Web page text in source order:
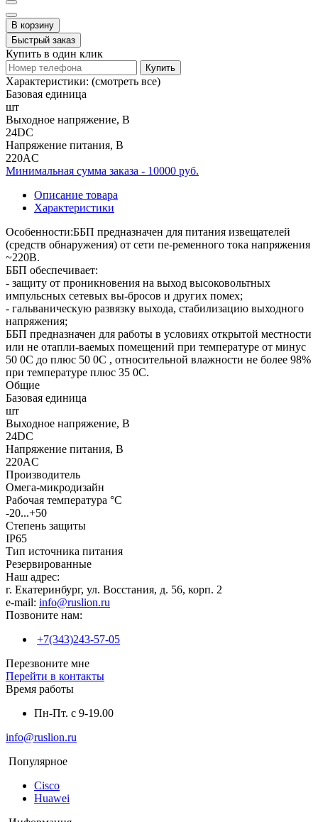
В корзину
Быстрый заказ
Купить в один клик
Купить
Характеристики: (смотреть все)
Базовая единица
шт
Выходное напряжение, В
24DC
Напряжение питания, В
220AC
Минимальная сумма заказа - 10000 руб.
Описание товара
Характеристики
Особенности:ББП предназначен для питания извещателей
(средств обнаружения) от сети пе-ременного тока напряжения
~220В.
ББП обеспечивает:
- защиту от проникновения на выход высоковольтных
импульсных сетевых вы-бросов и других помех;
- гальваническую развязку выхода, стабилизацию выходного
напряжения;
ББП предназначен для работы в условиях открытой местности
или не отапли-ваемых помещений при температуре от минус
50 0С до плюс 50 0С , относительной влажности не более 98%
при температуре плюс 35 0С.
Общие
Базовая единица
шт
Выходное напряжение, В
24DC
Напряжение питания, В
220AC
Производитель
Омега-микродизайн
Рабочая температура °C
-20...+50
Степень защиты
IP65
Тип источника питания
Резервированные
Наш адрес:
г. Екатеринбург, ул. Восстания, д. 56, корп. 2
e-mail: info@ruslion.ru
Позвоните нам:
+7(343)243-57-05
Перезвоните мне
Перейти в контакты
Время работы
Пн-Пт. с 9-19.00
info@ruslion.ru
Популярное
Cisco
Huawei